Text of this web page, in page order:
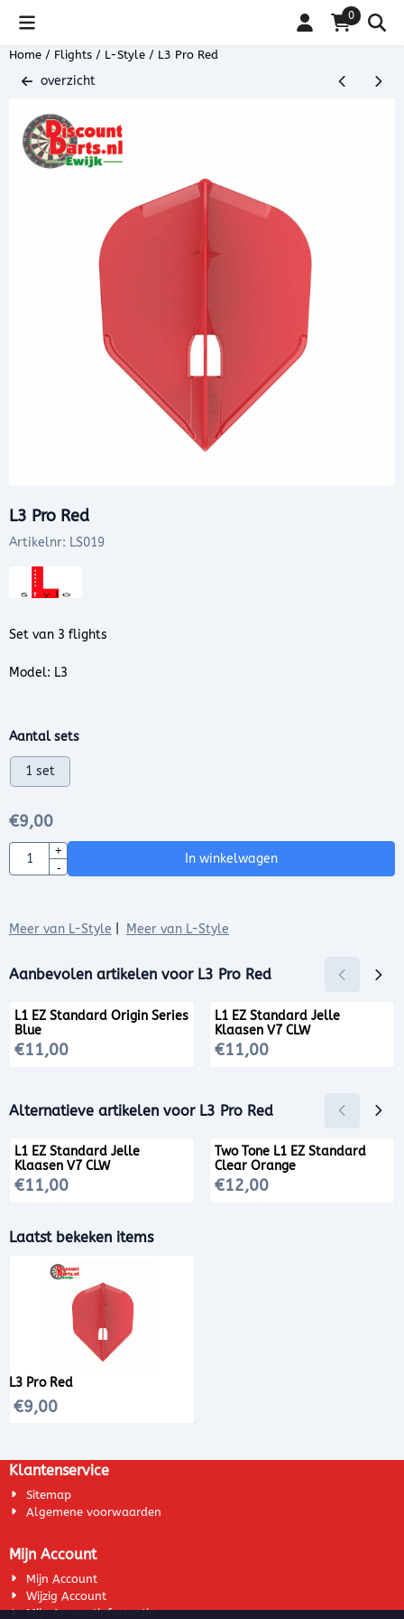
Cookievoorkeuren zijn beschikbaar. Kies instellingen of sta alle
0
Home / Flights / L-Style / L3 Pro Red
overzicht
L3 Pro Red
Artikelnr: LS019
Set van 3 flights
Model: L3
Maak een keuze voor
Aantal sets
1 set
€9,00
Aantal
+
-
In winkelwagen
Meer van L-Style Meer van L-Style
Aanbevolen artikelen voor L3 Pro Red
L1 EZ Standard Origin Series
Blue
Prijs: 11,00
€11,00
L1 EZ Standard Jelle
Klaasen V7 CLW
Prijs: 11,00
€11,00
Alternatieve artikelen voor L3 Pro Red
L1 EZ Standard Jelle
Klaasen V7 CLW
Prijs: 11,00
€11,00
Two Tone L1 EZ Standard
Clear Orange
Prijs: 12,00
€12,00
Laatst bekeken items
L3 Pro Red
€9,00
Klantenservice
Sitemap
Algemene voorwaarden
Mijn Account
Mijn Account
Wijzig Account
Mijn Accountinformatie